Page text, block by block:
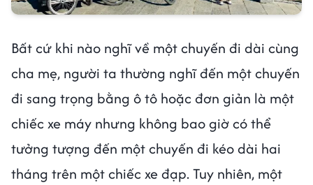
Bất cứ khi nào nghĩ về một chuyến đi dài cùng
cha mẹ, người ta thường nghĩ đến một chuyến
đi sang trọng bằng ô tô hoặc đơn giản là một
chiếc xe máy nhưng không bao giờ có thể
tưởng tượng đến một chuyến đi kéo dài hai
tháng trên một chiếc xe đạp. Tuy nhiên, một